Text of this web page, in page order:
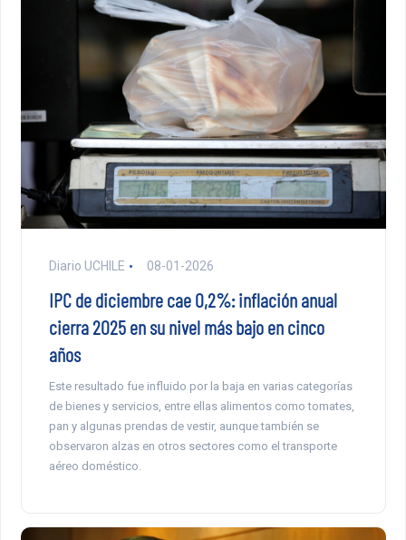
Diario UCHILE 08-01-2026
IPC de diciembre cae 0,2%: inflación anual
cierra 2025 en su nivel más bajo en cinco
años
Este resultado fue influido por la baja en varias categorías
de bienes y servicios, entre ellas alimentos como tomates,
pan y algunas prendas de vestir, aunque también se
observaron alzas en otros sectores como el transporte
aéreo doméstico.